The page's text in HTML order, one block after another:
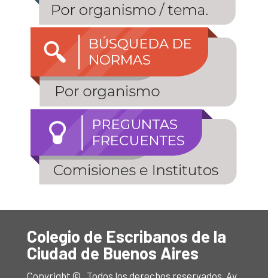
Colegio de Escribanos de la
Ciudad de Buenos Aires
Copyright © . Todos los derechos reservados. Av.